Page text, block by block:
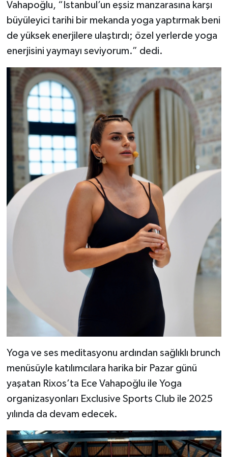
Vahapoğlu, “İstanbul’un eşsiz manzarasına karşı
büyüleyici tarihi bir mekanda yoga yaptırmak beni
de yüksek enerjilere ulaştırdı; özel yerlerde yoga
enerjisini yaymayı seviyorum.” dedi.
Yoga ve ses meditasyonu ardından sağlıklı brunch
menüsüyle katılımcılara harika bir Pazar günü
yaşatan Rixos’ta Ece Vahapoğlu ile Yoga
organizasyonları Exclusive Sports Club ile 2025
yılında da devam edecek.